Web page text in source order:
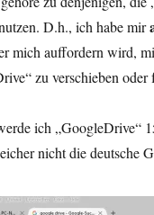
D.h., ich habe mir
mich auffordern wird,
zu verschieben
ich „GoogleDrive“
nicht die deutsche